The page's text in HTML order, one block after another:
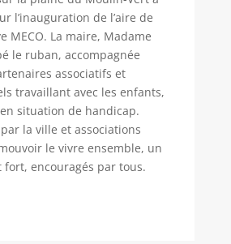
l’inauguration de l’aire de
MECO. La maire, Madame
le ruban, accompagnée
associatifs et
travaillant avec les enfants,
situation de handicap.
la ville et associations
le vivre ensemble, un
fort, encouragés par tous.